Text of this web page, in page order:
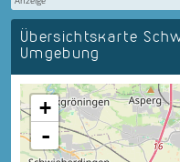
Übersichtskarte
Umgebung
+
-